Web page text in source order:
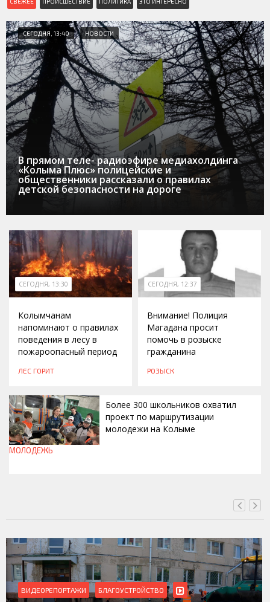
СЕГОДНЯ, 13:40 НОВОСТИ
В прямом теле- радиоэфире медиахолдинга
«Колыма Плюс» полицейские и
общественники рассказали о правилах
детской безопасности на дороге
СЕГОДНЯ, 13:30
Колымчанам
напоминают о правилах
поведения в лесу в
пожароопасный период
ЛЕС ГОРИТ
СЕГОДНЯ, 12:37
Внимание! Полиция
Магадана просит
помочь в розыске
гражданина
РОЗЫСК
Более 300 школьников охватил
проект по маршрутизации
молодежи на Колыме
МОЛОДЕЖЬ
ВИДЕОРЕПОРТАЖИ БЛАГОУСТРОЙСТВО